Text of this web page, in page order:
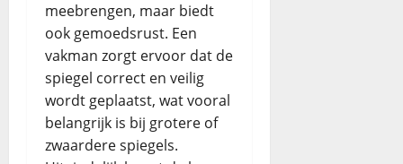
meebrengen, maar biedt
ook gemoedsrust. Een
vakman zorgt ervoor dat de
spiegel correct en veilig
wordt geplaatst, wat vooral
belangrijk is bij grotere of
zwaardere spiegels.